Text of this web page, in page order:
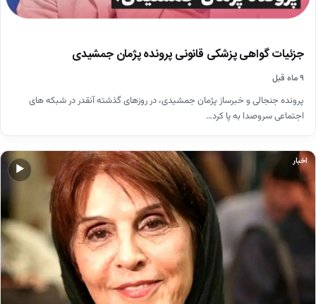
جزئیات گواهی پزشکی قانونی پرونده پژمان جمشیدی
۹ ماه قبل
پرونده جنجالی و خبرساز پژمان جمشیدی، در روزهای گذشته آنقدر در شبکه های
اجتماعی سروصدا به پا کرد…
▶
اخبار